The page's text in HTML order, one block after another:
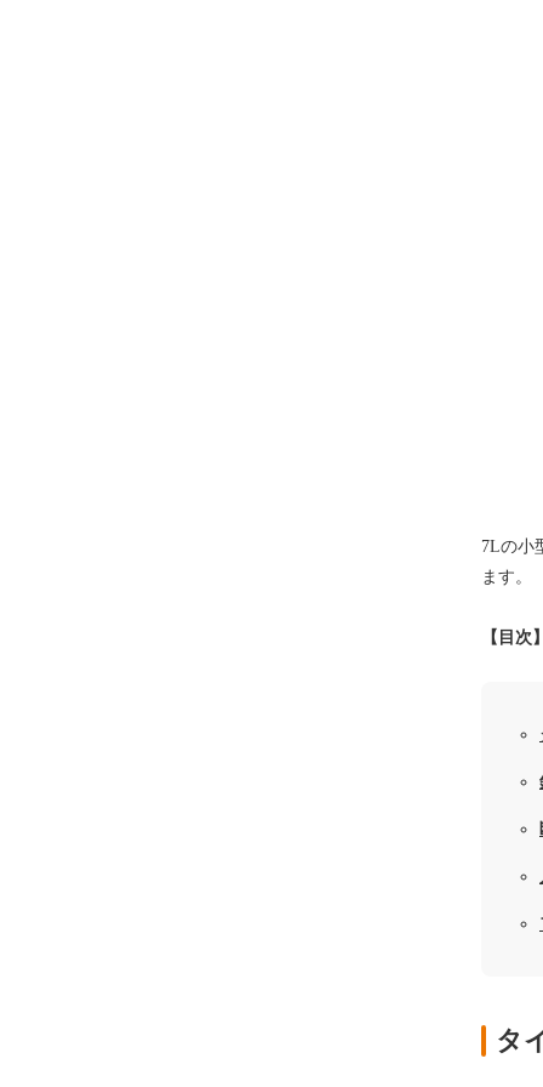
7Lの小
ます。
【目次
タ